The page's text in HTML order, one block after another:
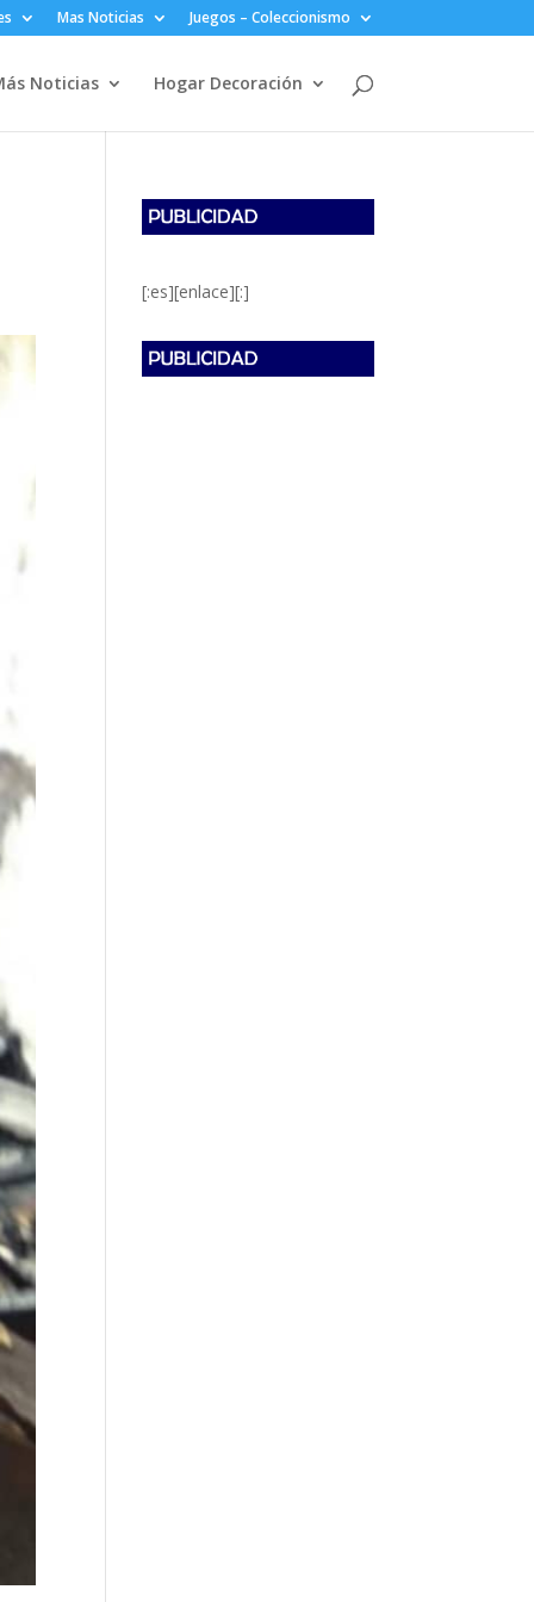
Mas Noticias Juegos – Coleccionismo
Noticias Hogar Decoración
[:es][enlace][:]